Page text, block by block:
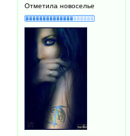
Отметила новоселье